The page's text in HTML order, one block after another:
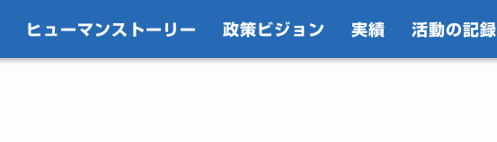
ヒューマンストーリー 政策ビジョン 実績 活動の記録